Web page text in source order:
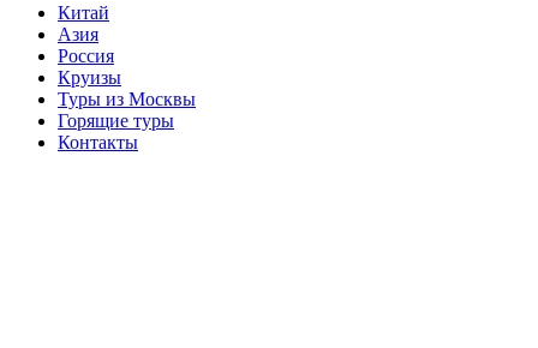
Китай
Азия
Россия
Круизы
Туры из Москвы
Горящие туры
Контакты